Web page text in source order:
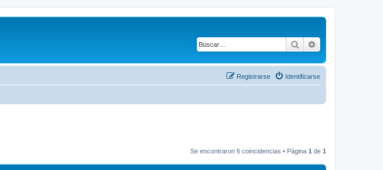
Buscar
Identificarse
Registrarse
Se encontraron 6 coincidencias • Página 1 de 1